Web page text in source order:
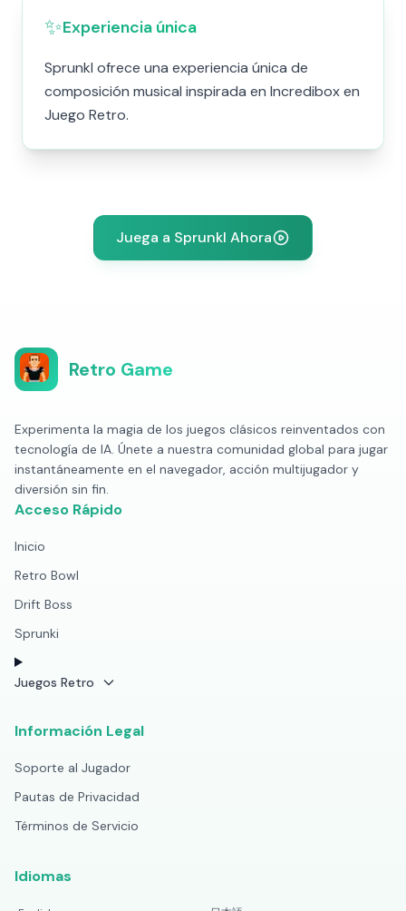
✨Experiencia única
Sprunkl ofrece una experiencia única de
composición musical inspirada en Incredibox en
Juego Retro.
Juega a Sprunkl Ahora
Retro Game
Experimenta la magia de los juegos clásicos reinventados con
tecnología de IA. Únete a nuestra comunidad global para jugar
instantáneamente en el navegador, acción multijugador y
diversión sin fin.
Acceso Rápido
Inicio
Retro Bowl
Drift Boss
Sprunki
Juegos Retro
Información Legal
Soporte al Jugador
Pautas de Privacidad
Términos de Servicio
Idiomas